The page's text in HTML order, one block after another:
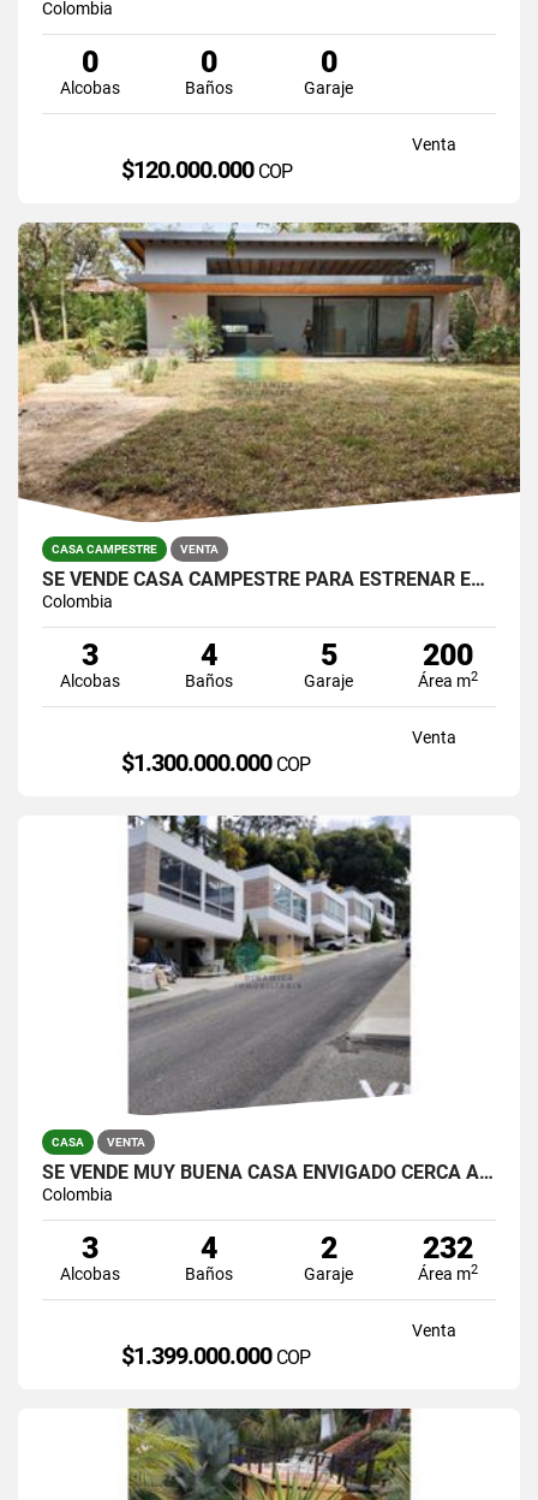
Colombia
0
Alcobas
0
Baños
0
Garaje
Venta
$120.000.000 COP
CASA CAMPESTRE VENTA
SE VENDE CASA CAMPESTRE PARA ESTRENAR EN GUARNE VEREDA EL MOLINO.
Colombia
3
Alcobas
4
Baños
5
Garaje
200
Área m2
Venta
$1.300.000.000 COP
CASA VENTA
SE VENDE MUY BUENA CASA ENVIGADO CERCA A TERRACINA,DOMOTICA-TERRAZA
Colombia
3
Alcobas
4
Baños
2
Garaje
232
Área m2
Venta
$1.399.000.000 COP